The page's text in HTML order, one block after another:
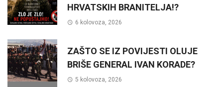
HRVATSKIH BRANITELJA!?
6 kolovoza, 2026
ZAŠTO SE IZ POVIJESTI OLUJE
BRIŠE GENERAL IVAN KORADE?
5 kolovoza, 2026